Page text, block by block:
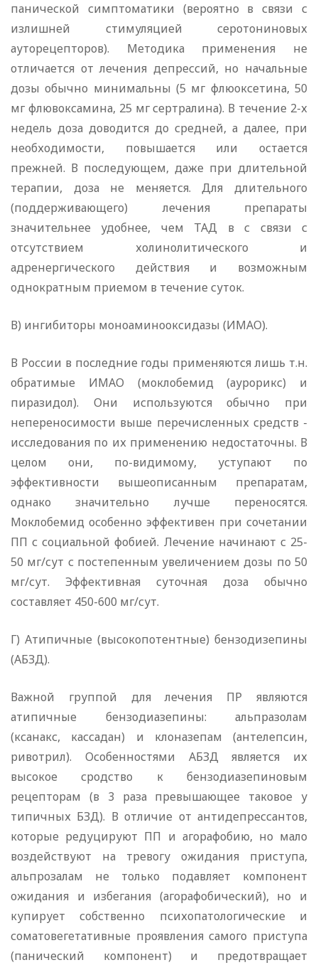
панической симптоматики (вероятно в связи с
излишней стимуляцией серотониновых
ауторецепторов). Методика применения не
отличается от лечения депрессий, но начальные
дозы обычно минимальны (5 мг флюоксетина, 50
мг флювоксамина, 25 мг сертралина). В течение 2-х
недель доза доводится до средней, а далее, при
необходимости, повышается или остается
прежней. В последующем, даже при длительной
терапии, доза не меняется. Для длительного
(поддерживающего) лечения препараты
значительнее удобнее, чем ТАД в с связи с
отсутствием холинолитического и
адренергического действия и возможным
однократным приемом в течение суток.
В) ингибиторы моноаминооксидазы (ИМАО).
В России в последние годы применяются лишь т.н.
обратимые ИМАО (моклобемид (аурорикс) и
пиразидол). Они используются обычно при
непереносимости выше перечисленных средств -
исследования по их применению недостаточны. В
целом они, по-видимому, уступают по
эффективности вышеописанным препаратам,
однако значительно лучше переносятся.
Моклобемид особенно эффективен при сочетании
ПП с социальной фобией. Лечение начинают с 25-
50 мг/сут с постепенным увеличением дозы по 50
мг/сут. Эффективная суточная доза обычно
составляет 450-600 мг/сут.
Г) Атипичные (высокопотентные) бензодизепины
(АБЗД).
Важной группой для лечения ПР являются
атипичные бензодиазепины: альпразолам
(ксанакс, кассадан) и клоназепам (антелепсин,
ривотрил). Особенностями АБЗД является их
высокое сродство к бензодиазепиновым
рецепторам (в 3 раза превышающее таковое у
типичных БЗД). В отличие от антидепрессантов,
которые редуцируют ПП и агорафобию, но мало
воздействуют на тревогу ожидания приступа,
альпрозалам не только подавляет компонент
ожидания и избегания (агорафобический), но и
купирует собственно психопатологические и
соматовегетативные проявления самого приступа
(панический компонент) и предотвращает